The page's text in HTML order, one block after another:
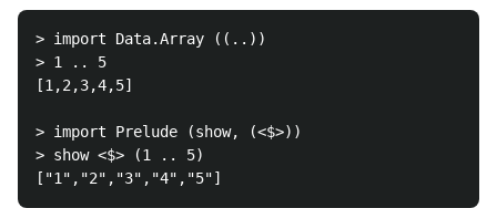
> import Data.Array ((..))
> 1 .. 5
[1,2,3,4,5]
> import Prelude (show, (<$>))
> show <$> (1 .. 5)